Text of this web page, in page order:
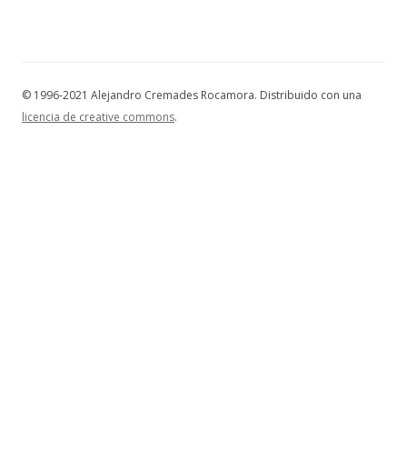
© 1996-2021 Alejandro Cremades Rocamora. Distribuido con una
licencia de creative commons.